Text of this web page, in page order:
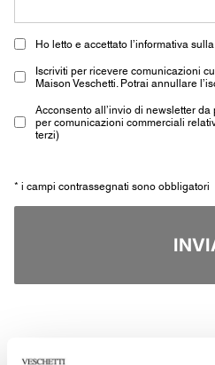
Ho letto e accettato l’informativa
Iscriviti per ricevere comunicazioni
Maison Veschetti. Potrai annullare
Acconsento all’invio di newsletter
per comunicazioni commerciali
terzi)
* i campi contrassegnati sono obbligatori